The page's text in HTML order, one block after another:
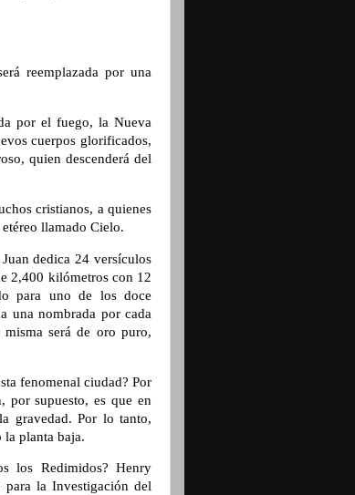
reemplazada por una
por el fuego, la Nueva
cuerpos glorificados,
quien descenderá del
cristianos, a quienes
llamado Cielo.
dedica 24 versículos
2,400 kilómetros con 12
para uno de los doce
una nombrada por cada
será de oro puro,
fenomenal ciudad? Por
por supuesto, es que en
gravedad. Por lo tanto,
la planta baja.
los Redimidos? Henry
la Investigación del